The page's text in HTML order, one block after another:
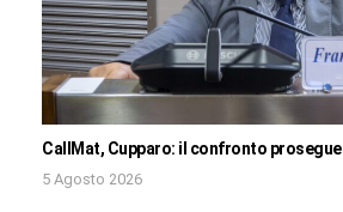
CallMat, Cupparo: il confronto prosegue
5 Agosto 2026